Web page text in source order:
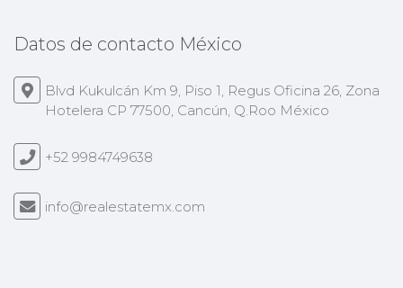
Datos de contacto México
Blvd Kukulcán Km 9, Piso 1, Regus Oficina 26, Zona
Hotelera CP 77500, Cancún, Q.Roo México
+52 9984749638
info@realestatemx.com